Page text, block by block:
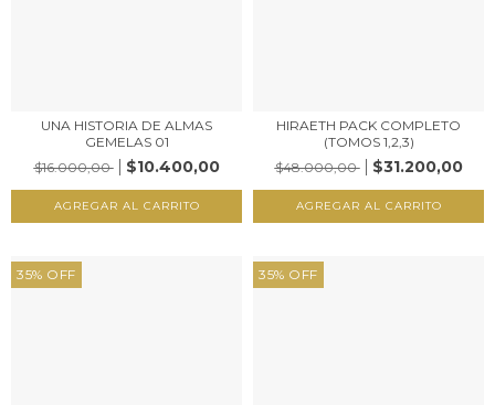
UNA HISTORIA DE ALMAS
GEMELAS 01
$16.000,00
$10.400,00
HIRAETH PACK COMPLETO
(TOMOS 1,2,3)
$48.000,00
$31.200,00
35% OFF 35% OFF